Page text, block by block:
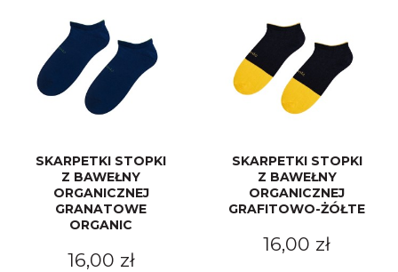
SKARPETKI STOPKI
Z BAWEŁNY
ORGANICZNEJ
GRANATOWE
ORGANIC
16,00 zł
SKARPETKI STOPKI
Z BAWEŁNY
ORGANICZNEJ
GRAFITOWO-ŻÓŁTE
16,00 zł